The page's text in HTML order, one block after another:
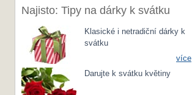
Najisto: Tipy na dárky k svátku
Klasické i netradiční dárky k
svátku
více
Darujte k svátku květiny